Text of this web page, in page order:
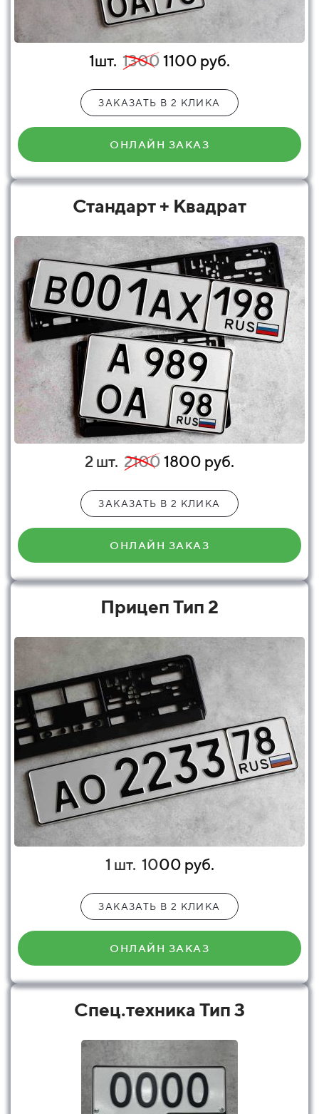
1шт. 13001100 руб.
ЗАКАЗАТЬ В 2 КЛИКА
ОНЛАЙН ЗАКАЗ
Стандарт + Квадрат
2 шт. 21001800 руб.
ЗАКАЗАТЬ В 2 КЛИКА
ОНЛАЙН ЗАКАЗ
Прицеп Тип 2
1 шт. 1000 руб.
ЗАКАЗАТЬ В 2 КЛИКА
ОНЛАЙН ЗАКАЗ
Спец.техника Тип 3